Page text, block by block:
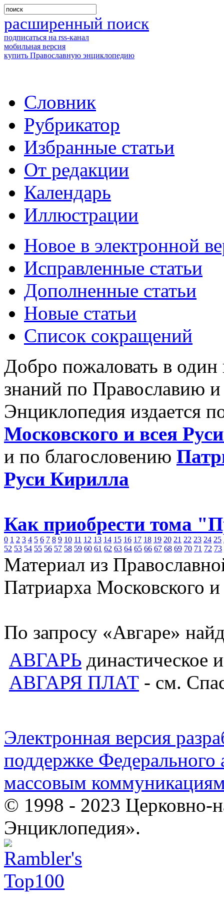
расширенный поиск
подписаться на rss-канал
мобильная версия
купить Православную энциклопедию
Словник
Рубрикатор
Избранные статьи
От редакции
Календарь
Иллюстрации
Новое в электронной
Исправленные статьи
Дополненные статьи
Новые статьи
Список сокращений
Добро пожаловать в
знаний по Православию
Энциклопедия издается
Московского и всея
и по благословению
Руси Кирилла
Как приобрести тома
0 1 2 3 4 5 6 7 8 9 10 11 12 13 14 15 16 17 18 19 20 21 22 23 24 25
52 53 54 55 56 57 58 59 60 61 62 63 64 65 66 67 68 69 70 71 72 73
Материал из
Патриарха Московского
По запросу «Авгаре»
АВГАРЬ династическое
АВГАРЯ ПЛАТ - см.
Электронная версия
поддержке Федерального
массовым
© 1998 - 2023 Церковно-
Энциклопедия».